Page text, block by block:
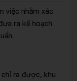
việc nhằm xác
ra kế hoạch
ra được, khu